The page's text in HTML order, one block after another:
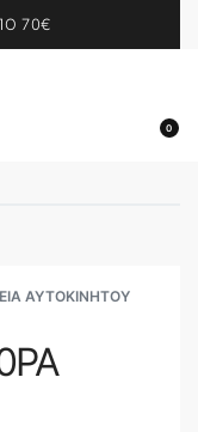
70€
0
ΑΥΤΟΚΙΝΉΤΟΥ